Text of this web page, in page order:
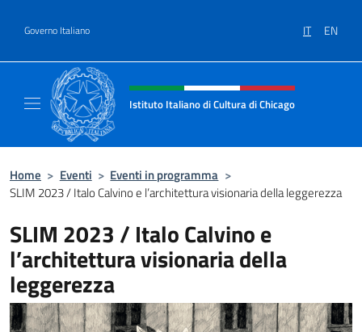
Governo Italiano IT EN
Intestazione sito, social e menù
Istituto Italiano di Cultura di Chicago
Home > Eventi > Eventi in programma >
SLIM 2023 / Italo Calvino e l’architettura visionaria della leggerezza
SLIM 2023 / Italo Calvino e
l’architettura visionaria della
leggerezza